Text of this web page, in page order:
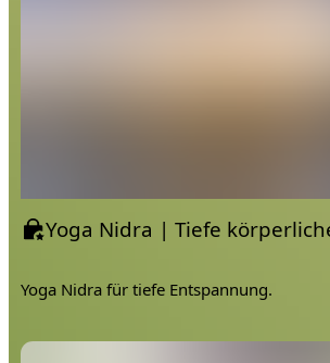
Yoga Nidra für tiefe Entspannung.